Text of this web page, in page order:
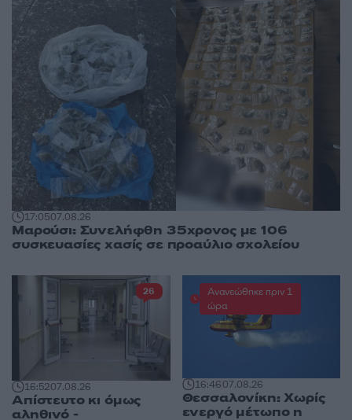
17:0507.08.26
Μαρούσι: Συνελήφθη 35χρονος με 106
συσκευασίες χασίς σε προαύλιο σχολείου
16:5207.08.26
Απίστευτο κι όμως
αληθινό -
26
16:4607.08.26
Θεσσαλονίκη: Χωρίς
ενεργό μέτωπο η
Ανανεώθηκε πριν 1
ώρα